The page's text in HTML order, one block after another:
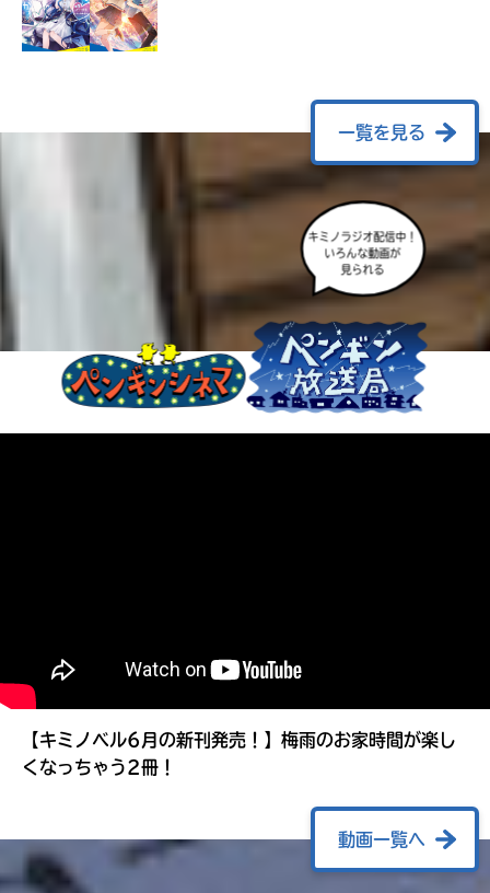
一覧を見る
キミノラジオ配信中！
いろんな動画が
見られる
【キミノベル6月の新刊発売！】梅雨のお家時間が楽し
くなっちゃう2冊！
動画一覧へ
も
度
み
て
ね
る